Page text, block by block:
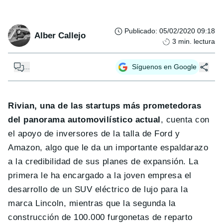
Alber Callejo Publicado: 05/02/2020 09:18
3 min. lectura
... Síguenos en Google
Rivian, una de las startups más prometedoras
del panorama automovilístico actual , cuenta con
el apoyo de inversores de la talla de Ford y
Amazon, algo que le da un importante espaldarazo
a la credibilidad de sus planes de expansión. La
primera le ha encargado a la joven empresa el
desarrollo de un SUV eléctrico de lujo para la
marca Lincoln, mientras que la segunda la
construcción de 100.000 furgonetas de reparto